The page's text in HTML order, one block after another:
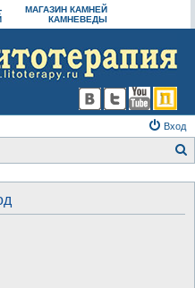
МАГАЗИН КАМНЕЙ
КАМНЕВЕДЫ
Вход